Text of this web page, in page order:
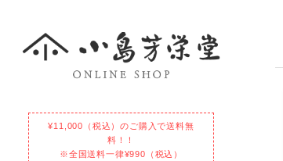
¥11,000（税込）のご購入で送料無
料！！
※全国送料一律¥990（税込）